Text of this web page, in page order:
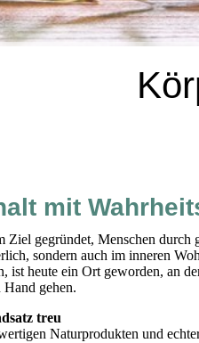
mit
Ziel gegründet, Menschen
sondern auch im inneren
ist heute ein Ort geworden, an
Hand gehen.
unserem
Naturprodukten und